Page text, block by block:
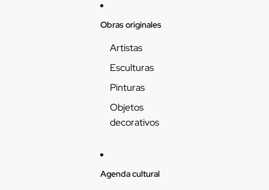
Obras originales
Artistas
Esculturas
Pinturas
Objetos
decorativos
Agenda cultural